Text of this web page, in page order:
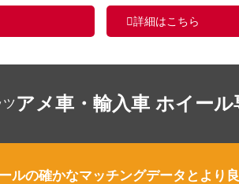
詳細はこちら
アメ車・輸入車 ホイー
ルの確かなマッチングデータとより